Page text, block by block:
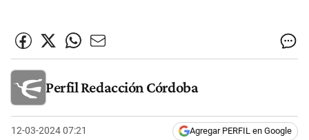
Perfil Redacción Córdoba
12-03-2024 07:21 Agregar PERFIL en Google